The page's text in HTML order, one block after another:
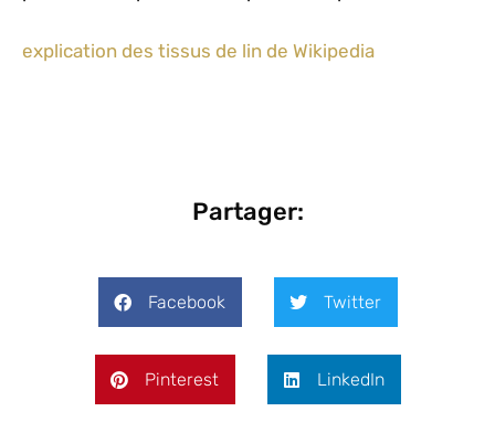
explication des tissus de lin de Wikipedia
Partager:
Facebook Twitter
Pinterest LinkedIn